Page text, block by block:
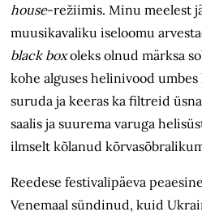
house-režiimis. Minu meelest
muusikavaliku iseloomu
black boxoleks olnud märksa
kohe alguses helinivood umbes
suruda ja keeras ka filtreid
saalis ja suurema varuga
ilmselt kõlanud
Reedese festivalipäeva
Venemaal sündinud, kuid